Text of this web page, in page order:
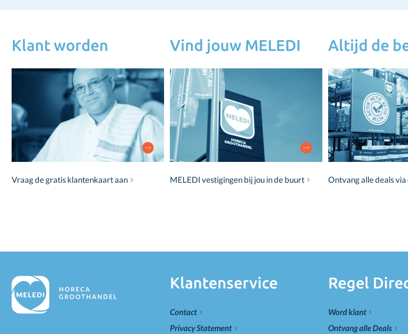
Klant worden
Vraag de gratis klantenkaart aan
Vind jouw MELEDI
MELEDI vestigingen bij jou in de buurt
Altijd de
Ontvang alle deals via
Klantenservice
Contact
Privacy Statement
Regel
Word klant
Ontvang alle Deals